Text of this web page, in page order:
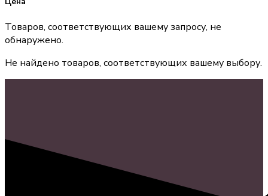
Товаров, соответствующих вашему запросу, не
обнаружено.
Не найдено товаров, соответствующих вашему выбору.